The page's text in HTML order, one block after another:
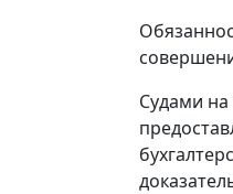
Судами на